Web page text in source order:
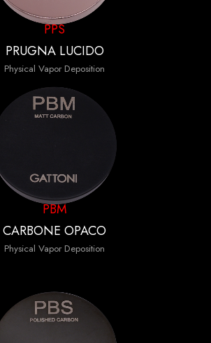
PPS
PRUGNA LUCIDO
Physical Vapor Deposition
PBM
CARBONE OPACO
Physical Vapor Deposition